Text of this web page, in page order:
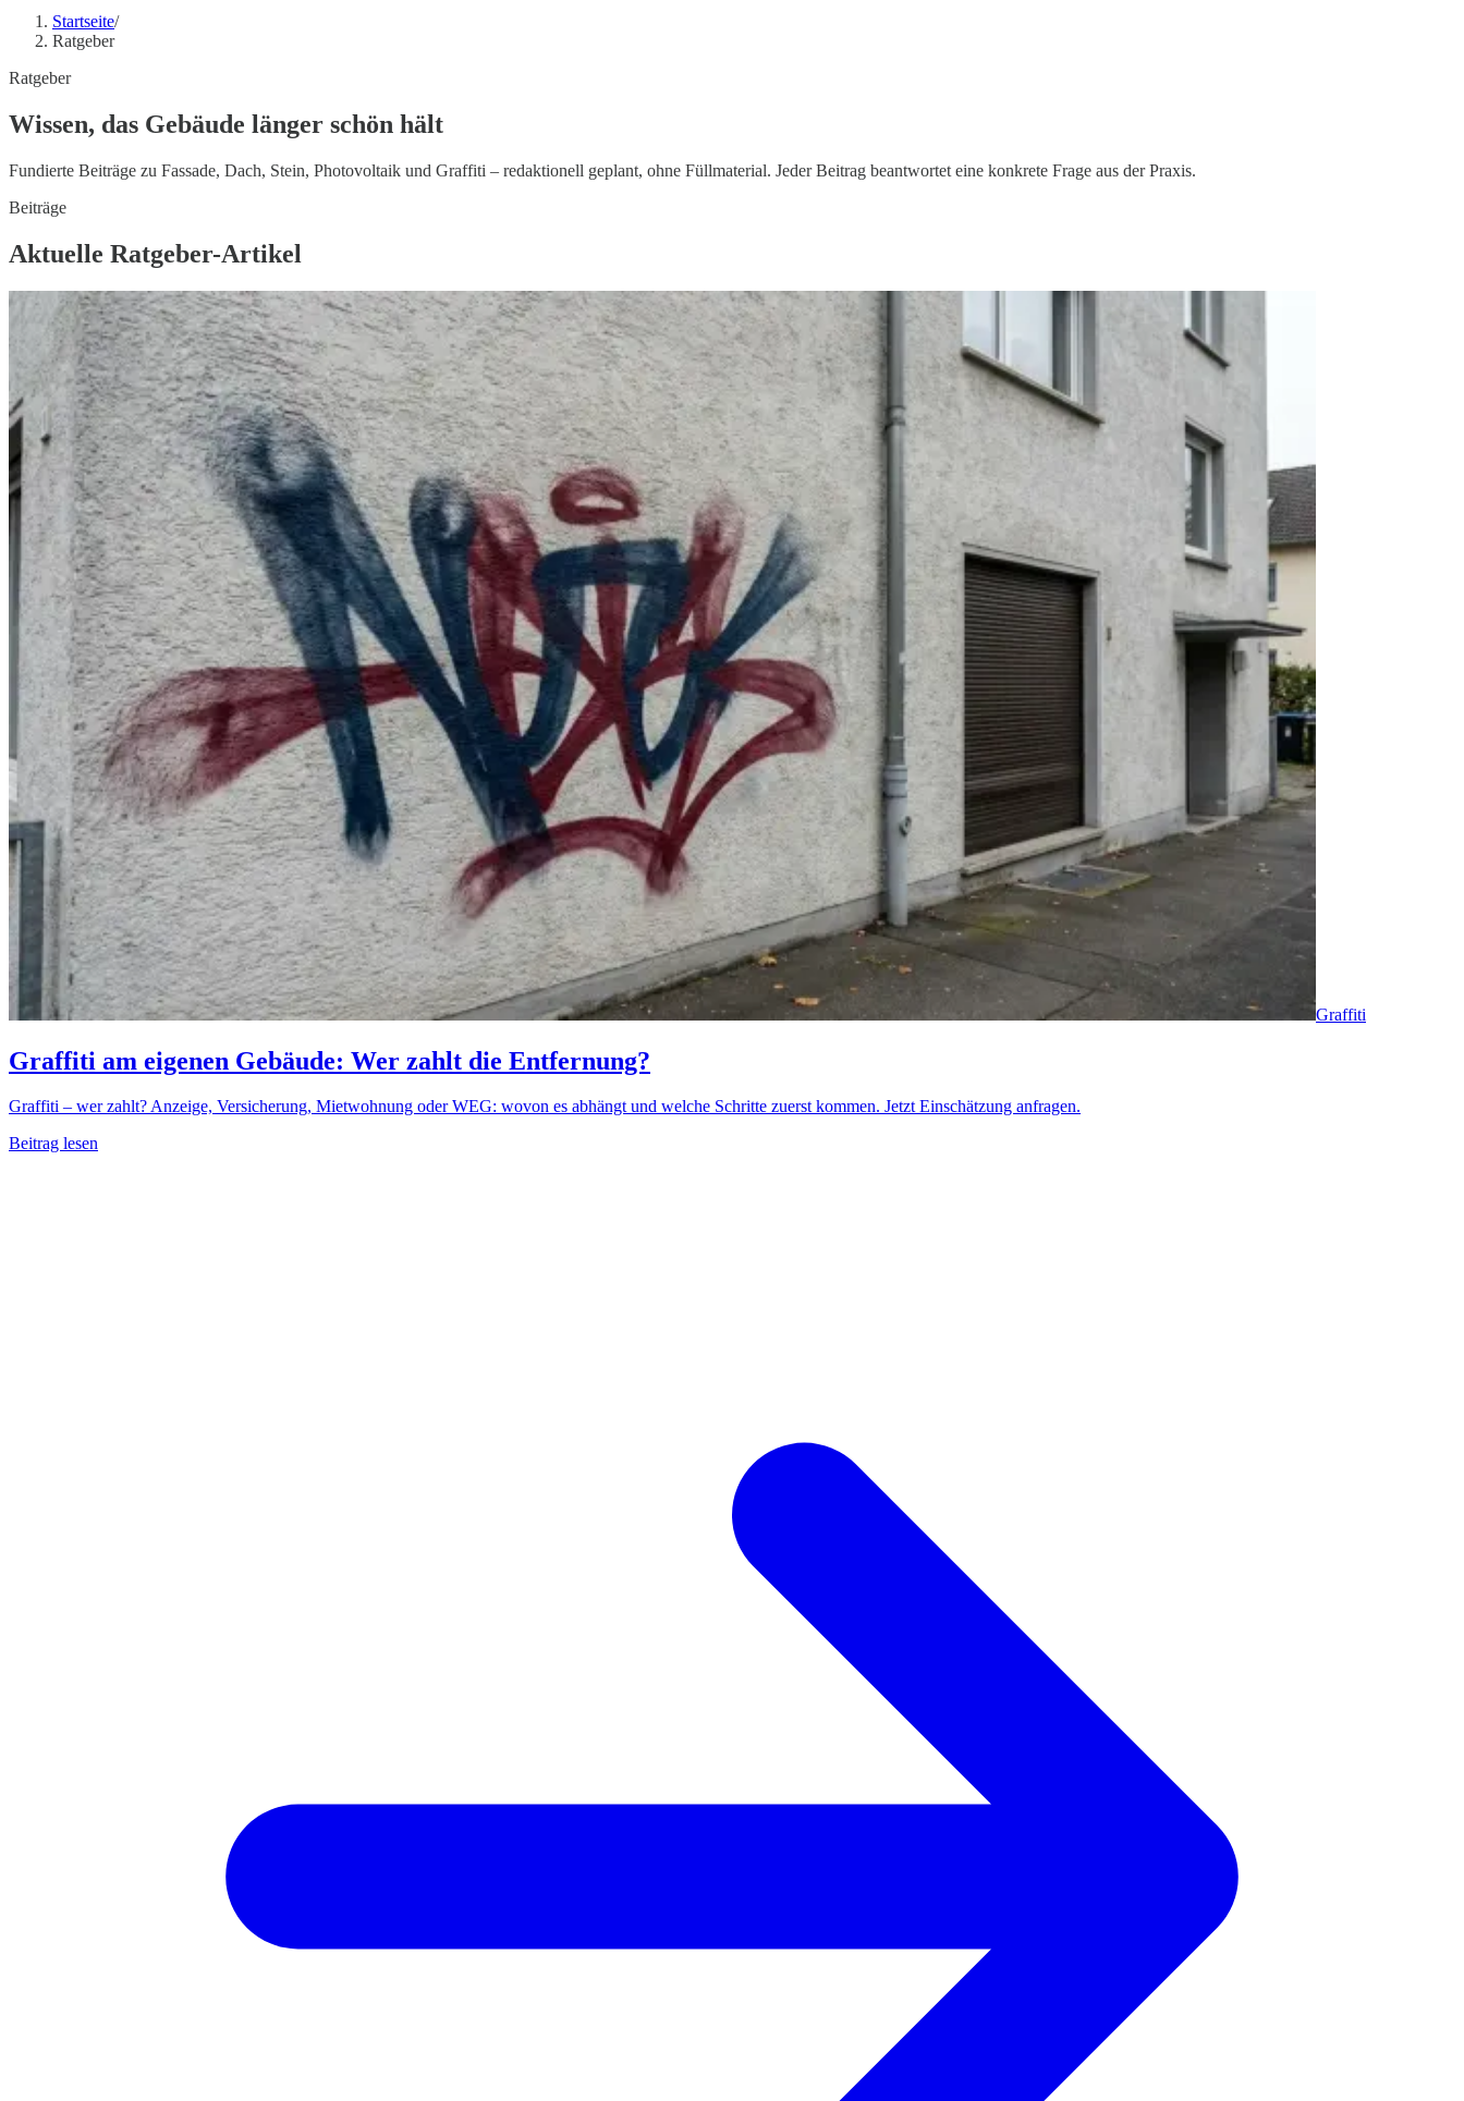
Startseite/
Ratgeber
Ratgeber
Wissen, das Gebäude länger schön hält
Fundierte Beiträge zu Fassade, Dach, Stein, Photovoltaik und Graffiti – redaktionell geplant, ohne Füllmaterial. Jeder Beitrag beantwortet eine konkrete Frage aus der Praxis.
Beiträge
Aktuelle Ratgeber-Artikel
Graffiti
Graffiti am eigenen Gebäude: Wer zahlt die Entfernung?
Graffiti – wer zahlt? Anzeige, Versicherung, Mietwohnung oder WEG: wovon es abhängt und welche Schritte zuerst kommen. Jetzt Einschätzung anfragen.
Beitrag lesen